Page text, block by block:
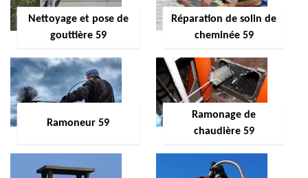
Nettoyage et pose de
gouttière 59
Réparation de solin de
cheminée 59
Ramoneur 59
Ramonage de
chaudière 59